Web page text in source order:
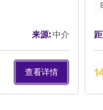
来源:中介
查看详情